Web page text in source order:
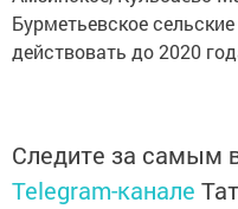
Бурметьевское
действовать до 2020
Следите за самым
Telegram-канале